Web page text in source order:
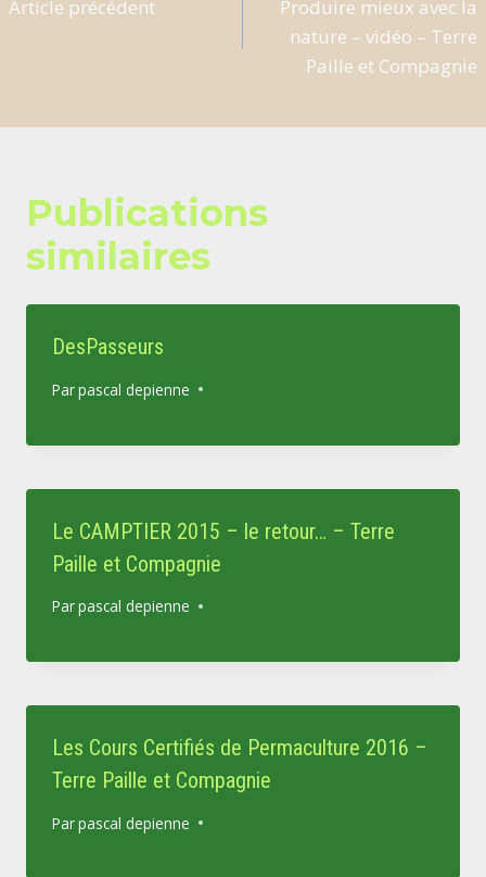
de
Article précédent
Produire mieux avec la
nature – vidéo – Terre
Paille et Compagnie
Publications
similaires
DesPasseurs
Parpascal depienne
Le CAMPTIER 2015 – le retour… – Terre
Paille et Compagnie
Parpascal depienne
Les Cours Certifiés de Permaculture 2016 –
Terre Paille et Compagnie
Parpascal depienne